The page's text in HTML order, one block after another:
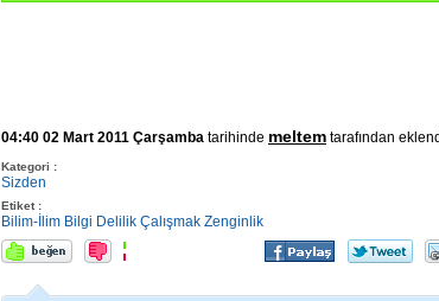
04:40 02 Mart 2011 Çarşamba tarihinde meltem tarafından
Kategori :
Sizden
Etiket :
Bilim-İlim Bilgi Delilik Çalışmak Zenginlik